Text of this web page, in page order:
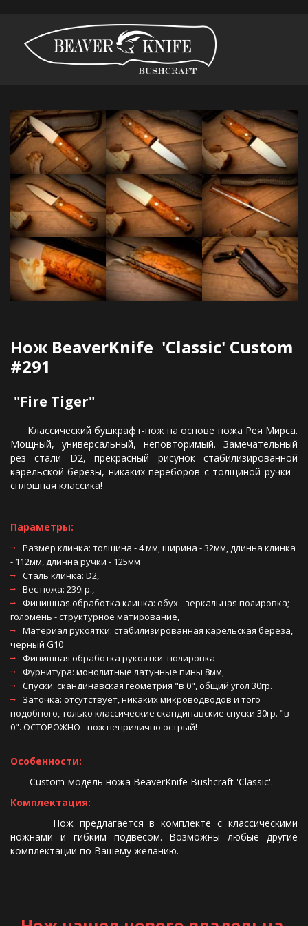
Нож BeaverKnife  'Classic' Custom
#291
"Fire Tiger"
Классический бушкрафт-нож на основе ножа Рея Мирса.
Мощный, универсальный, неповторимый. Замечательный
рез стали D2, прекрасный рисунок стабилизированной
карельской березы, никаких переборов с толщиной ручки -
сплошная классика!
Параметры:
Размер клинка: толщина - 4 мм, ширина - 32мм, длинна клинка
- 112мм, длинна ручки - 125мм
Сталь клинка: D2,
Вес ножа: 239гр.,
Финишная обработка клинка: обух - зеркальная полировка;
голомень - структурное матирование,
Материал рукоятки: стабилизированная карельская береза,
черный G10
Финишная обработка рукоятки: полировка
Фурнитура: монолитные латунные пины 8мм,
Спуски: скандинавская геометрия "в 0", общий угол 30гр.
Заточка: отсутствует, никаких микроводводов и того
подобного, только классические скандинавские спуски 30гр. "в
0". ОСТОРОЖНО - нож неприлично острый!
Особенности:
Custom-модель ножа BeaverKnife Bushcraft 'Classic'.
Комплектация:
Нож предлагается в комплекте с классическими
ножнами и гибким подвесом. Возможны любые другие
комплектации по Вашему желанию.